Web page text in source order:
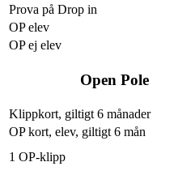
Prova på Drop in
OP elev
OP ej elev
Open Pole
Klippkort, giltigt 6 månader
OP kort, elev, giltigt 6 mån
1 OP-klipp